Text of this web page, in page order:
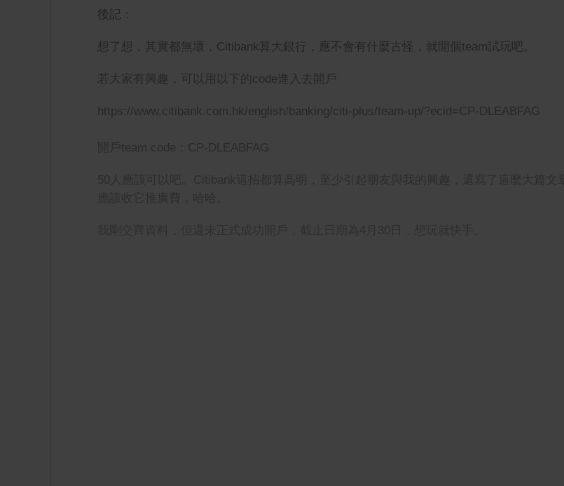
後記：
想了想，其實都無壞，Citibank算大銀行，應不會有什麼古怪，就開個team試玩吧。
若大家有興趣，可以用以下的code進入去開戶
https://www.citibank.com.hk/english/banking/citi-plus/team-up/?ecid=CP-DLEABFAG
開戶team code：CP-DLEABFAG